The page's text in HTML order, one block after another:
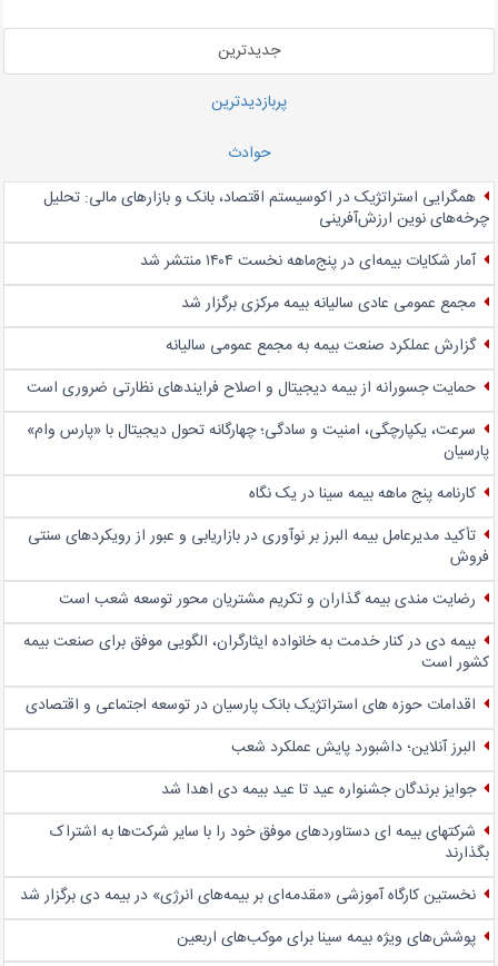
جدیدترین
پربازدیدترین
حوادث
همگرایی استراتژیک در اکوسیستم اقتصاد، بانک و بازارهای مالی: تحلیل
چرخه‌های نوین ارزش‌آفرینی
آمار شکایات بیمه‌ای در پنج‌‌ماهه نخست ۱۴۰۴ منتشر شد
مجمع عمومی عادی سالیانه بیمه مرکزی برگزار شد
گزارش عملکرد صنعت بیمه به مجمع عمومی سالیانه
حمایت جسورانه از بیمه دیجیتال و اصلاح فرایندهای نظارتی ضروری است
سرعت، یکپارچگی، امنیت و سادگی؛ چهار‌گانه تحول دیجیتال با «پارس وام»
پارسیان
کارنامه پنج ماهه بیمه سینا در یک نگاه
تأکید مدیرعامل بیمه البرز بر نوآوری در بازاریابی و عبور از رویکردهای سنتی
فروش
رضایت مندی بیمه گذاران و تکریم مشتریان محور توسعه شعب است
بیمه دی در کنار خدمت به خانواده ایثارگران، الگویی موفق برای صنعت بیمه
کشور است
اقدامات حوزه های استراتژیک بانک پارسیان در توسعه اجتماعی و اقتصادی
البرز آنلاین؛ داشبورد پایش عملکرد شعب
جوایز برندگان جشنواره عید تا عید بیمه دی اهدا شد
شرکتهای بیمه ای دستاوردهای موفق خود را با سایر شرکت‌ها به اشتراک
بگذارند
نخستین کارگاه آموزشی «مقدمه‌ای بر بیمه‌های انرژی» در بیمه دی برگزار شد
پوشش‌های ویژه بیمه سینا برای موکب‌های اربعین